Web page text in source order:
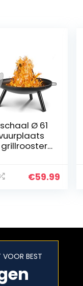
Ø 61
voor
€59.99
VOOR BEST